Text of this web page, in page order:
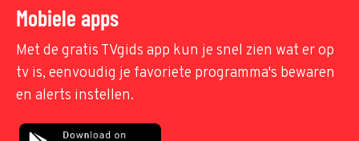
Mobiele apps
Met de gratis TVgids app kun je snel zien wat er op
tv is, eenvoudig je favoriete programma's bewaren
en alerts instellen.